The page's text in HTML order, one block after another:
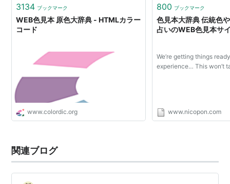
3134 ブックマーク
WEB色見本 原色大辞典 - HTMLカラー
コード
www.colordic.org
800 ブックマーク
色見本大辞典 伝統色
占いのWEB色見本サ
We’re getting things
experience… This won’t
www.nicopon.com
関連ブログ